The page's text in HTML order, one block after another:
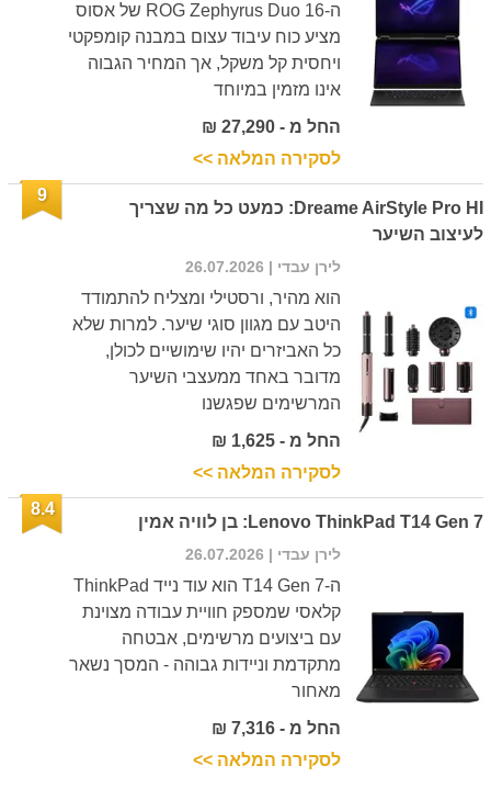
ה-ROG Zephyrus Duo 16 של אסוס
מציע כוח עיבוד עצום במבנה קומפקטי
ויחסית קל משקל, אך המחיר הגבוה
אינו מזמין במיוחד
החל מ - 27,290 ₪
לסקירה המלאה >>
Dreame AirStyle Pro HI: כמעט כל מה שצריך
לעיצוב השיער
9
לירן עבדי | 26.07.2026
הוא מהיר, ורסטילי ומצליח להתמודד
היטב עם מגוון סוגי שיער. למרות שלא
כל האביזרים יהיו שימושיים לכולן,
מדובר באחד ממעצבי השיער
המרשימים שפגשנו
החל מ - 1,625 ₪
לסקירה המלאה >>
Lenovo ThinkPad T14 Gen 7: בן לוויה אמין
8.4
לירן עבדי | 26.07.2026
ה-T14 Gen 7 הוא עוד נייד ThinkPad
קלאסי שמספק חוויית עבודה מצוינת
עם ביצועים מרשימים, אבטחה
מתקדמת וניידות גבוהה - המסך נשאר
מאחור
החל מ - 7,316 ₪
לסקירה המלאה >>